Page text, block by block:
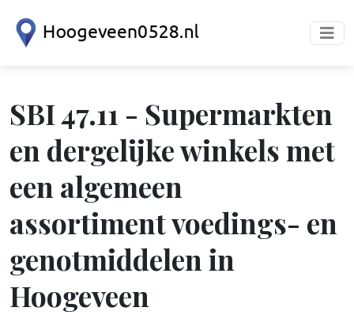
SBI 47.11 - Supermarkten
en dergelijke winkels met
een algemeen
assortiment voedings- en
genotmiddelen in
Hoogeveen